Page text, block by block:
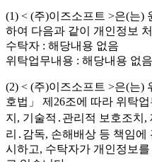
(1) < (주)이즈소프트 >은(는)
하여 다음과 같이 개인정보
수탁자 : 해당내용 없음
위탁업무내용 : 해당내용 없음
(2) < (주)이즈소프트 >은(는)
호법」 제26조에 따라 위탁
지, 기술적․관리적 보호조치
리․감독, 손해배상 등 책임
시하고, 수탁자가 개인정보